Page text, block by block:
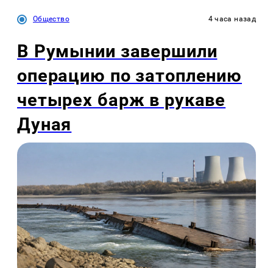
Общество 4 часа назад
В Румынии завершили
операцию по затоплению
четырех барж в рукаве
Дуная